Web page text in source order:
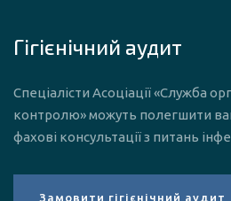
Гігієнічний аудит
Спеціалісти Асоціації «Служба
контролю» можуть полегшити
фахові консультації з питань